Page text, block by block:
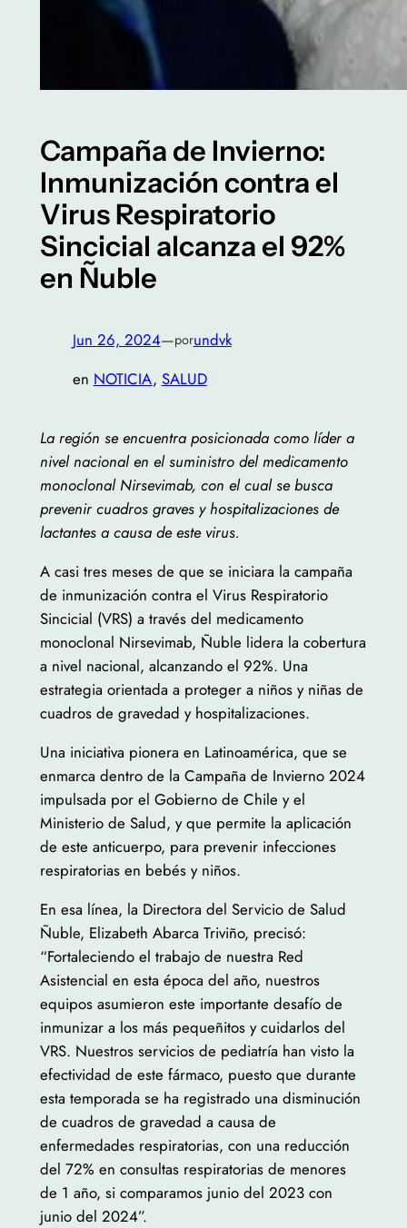
Campaña de Invierno:
Inmunización contra el
Virus Respiratorio
Sincicial alcanza el 92%
en Ñuble
Jun 26, 2024—porundvk
en NOTICIA, SALUD
La región se encuentra posicionada como líder a
nivel nacional en el suministro del medicamento
monoclonal Nirsevimab, con el cual se busca
prevenir cuadros graves y hospitalizaciones de
lactantes a causa de este virus.
A casi tres meses de que se iniciara la campaña
de inmunización contra el Virus Respiratorio
Sincicial (VRS) a través del medicamento
monoclonal Nirsevimab, Ñuble lidera la cobertura
a nivel nacional, alcanzando el 92%. Una
estrategia orientada a proteger a niños y niñas de
cuadros de gravedad y hospitalizaciones.
Una iniciativa pionera en Latinoamérica, que se
enmarca dentro de la Campaña de Invierno 2024
impulsada por el Gobierno de Chile y el
Ministerio de Salud, y que permite la aplicación
de este anticuerpo, para prevenir infecciones
respiratorias en bebés y niños.
En esa línea, la Directora del Servicio de Salud
Ñuble, Elizabeth Abarca Triviño, precisó:
“Fortaleciendo el trabajo de nuestra Red
Asistencial en esta época del año, nuestros
equipos asumieron este importante desafío de
inmunizar a los más pequeñitos y cuidarlos del
VRS. Nuestros servicios de pediatría han visto la
efectividad de este fármaco, puesto que durante
esta temporada se ha registrado una disminución
de cuadros de gravedad a causa de
enfermedades respiratorias, con una reducción
del 72% en consultas respiratorias de menores
de 1 año, si comparamos junio del 2023 con
junio del 2024”.